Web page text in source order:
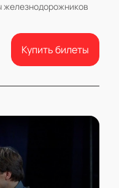
железнодорожников
Купить билеты